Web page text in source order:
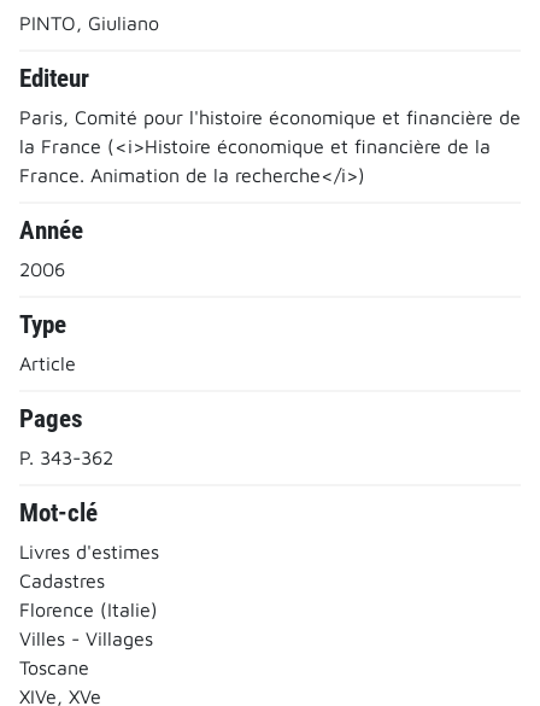
PINTO, Giuliano
Editeur
Paris, Comité pour l'histoire économique et financière de
la France (<i>Histoire économique et financière de la
France. Animation de la recherche</i>)
Année
2006
Type
Article
Pages
P. 343-362
Mot-clé
Livres d'estimes
Cadastres
Florence (Italie)
Villes - Villages
Toscane
XIVe, XVe